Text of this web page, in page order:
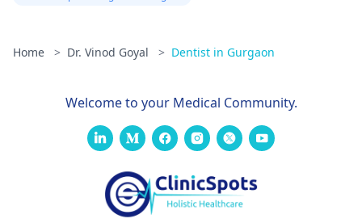
Home > Dr. Vinod Goyal > Dentist in Gurgaon
Welcome to your Medical Community.